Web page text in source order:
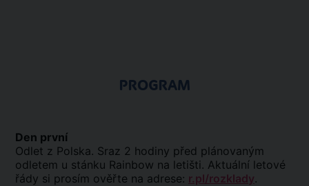
PROGRAM
Den první
Odlet z Polska. Sraz 2 hodiny před plánovaným
odletem u stánku Rainbow na letišti. Aktuální letové
řády si prosím ověřte na adrese: r.pl/rozklady.